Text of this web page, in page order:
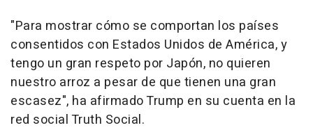
"Para mostrar cómo se comportan los países
consentidos con Estados Unidos de América, y
tengo un gran respeto por Japón, no quieren
nuestro arroz a pesar de que tienen una gran
escasez", ha afirmado Trump en su cuenta en la
red social Truth Social.